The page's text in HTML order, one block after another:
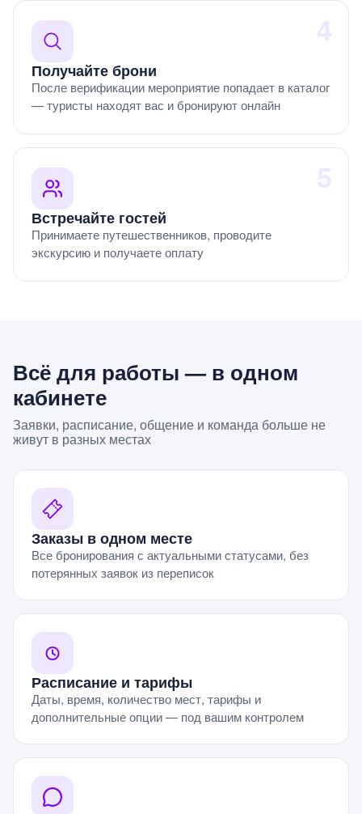
4
Получайте брони
После верификации мероприятие попадает в каталог
— туристы находят вас и бронируют онлайн
5
Встречайте гостей
Принимаете путешественников, проводите
экскурсию и получаете оплату
Всё для работы — в одном
кабинете
Заявки, расписание, общение и команда больше не
живут в разных местах
Заказы в одном месте
Все бронирования с актуальными статусами, без
потерянных заявок из переписок
Расписание и тарифы
Даты, время, количество мест, тарифы и
дополнительные опции — под вашим контролем